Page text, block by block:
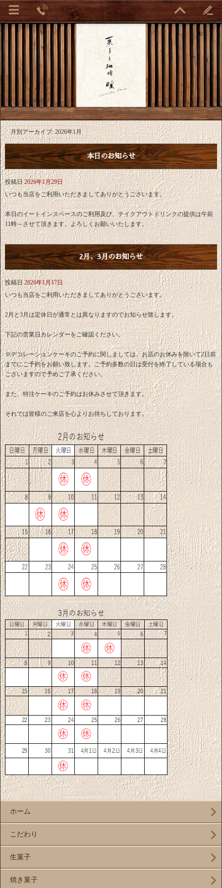
月別アーカイブ:2026年1月
本日のお知らせ
投稿日 2026年1月29日
いつも当店をご利用いただきましてありがとうございます。
本日のイートインスペースのご利用及び、テイクアウトドリンクの提供は午前
11時～させて頂きます。よろしくお願いいたします。
2月、3月のお知らせ
投稿日 2026年1月17日
いつも当店をご利用いただきましてありがとうございます。
2月と3月は定休日が通常とは異なりますのでお知らせ致します。
下記の営業日カレンダーをご確認ください。
※デコレーションケーキのご予約に関しましては、お店のお休みを除いて2日前
までにご予約をお願い致します。ご予約多数の日は受付を終了している場合も
ございますので予めご了承ください。
また、特注ケーキのご予約はお休みさせて頂きます。
それでは皆様のご来店を心よりお待ちしております。
ホーム
こだわり
生菓子
焼き菓子